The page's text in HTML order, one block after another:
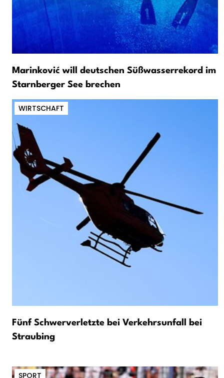
Marinković will deutschen Süßwasserrekord im
Starnberger See brechen
WIRTSCHAFT
Fünf Schwerverletzte bei Verkehrsunfall bei
Straubing
SPORT